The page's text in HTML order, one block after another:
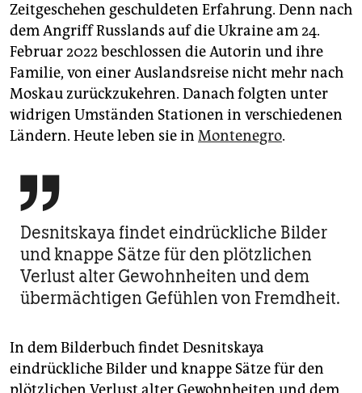
Zeitgeschehen geschuldeten Erfahrung. Denn nach
dem Angriff Russlands auf die Ukrai­ne am 24.
Februar 2022 beschlossen die Autorin und ihre
Familie, von einer Auslandsreise nicht mehr nach
Moskau zurückzukehren. Danach folgten unter
widrigen Umständen Stationen in verschiedenen
Ländern. Heute leben sie in Montenegro.

Desnitskaya findet eindrückliche Bilder
und knappe Sätze für den plötzlichen
Verlust alter Gewohnheiten und dem
übermächtigen Gefühlen von Fremdheit.
In dem Bilderbuch findet Desnitskaya
eindrückliche Bilder und knappe Sätze für den